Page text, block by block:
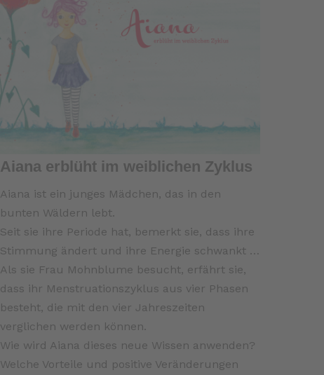
Aiana erblüht im weiblichen Zyklus
Aiana ist ein junges Mädchen, das in den
bunten Wäldern lebt.
Seit sie ihre Periode hat, bemerkt sie, dass ihre
Stimmung ändert und ihre Energie schwankt …
Als sie Frau Mohnblume besucht, erfährt sie,
dass ihr Menstruationszyklus aus vier Phasen
besteht, die mit den vier Jahreszeiten
verglichen werden können.
Wie wird Aiana dieses neue Wissen anwenden?
Welche Vorteile und positive Veränderungen